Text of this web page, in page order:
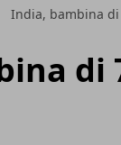
India, bambina
di